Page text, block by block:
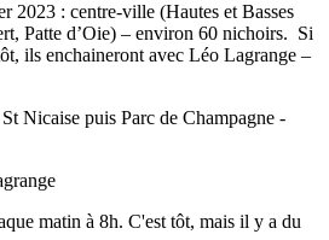
2023 : centre-ville (Hautes et Basses
Patte d’Oie) – environ 60 nichoirs. Si
ils enchaineront avec Léo Lagrange –
Nicaise puis Parc de Champagne -
matin à 8h. C'est tôt, mais il y a du